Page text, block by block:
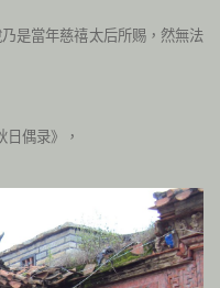
是當年慈禧太后所赐，然無法
偶录》，